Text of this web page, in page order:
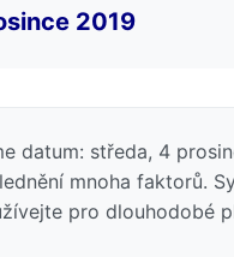
2019
datum: středa, 4
mnoha faktorů.
pro dlouhodobé